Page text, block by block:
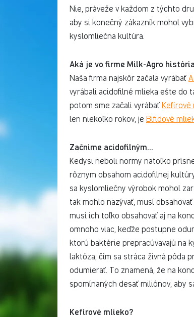
Nie, práveže v každom z týchto
aby si konečný zákazník mohol
kyslomliečna kultúra.
Aká je vo firme Milk-Agro
Naša firma najskôr začala vyrábať
vyrábali acidofilné mlieka ešte do
potom sme začali vyrábať Kefírové
len niekoľko rokov, je Bifidové
Začnime acidofilným…
Kedysi neboli normy natoľko
rôznym obsahom acidofilnej
sa kyslomliečny výrobok mohol
tak mohlo nazývať, musí
musí ich toľko obsahovať aj na
omnoho viac, keďže postupne
ktorú baktérie prepracúvavajú na
laktóza, čím sa stráca živná pôda
odumierať. To znamená, že na
spomínaných desať miliónov, aby
Kefírové mlieko?